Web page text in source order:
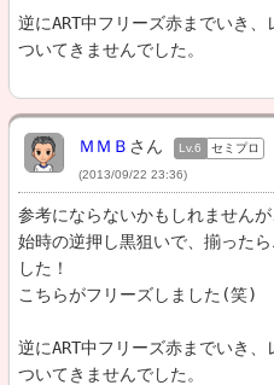
逆にART中フリーズ赤までいき
ついてきませんでした。
ＭＭＢ さん Lv.6
セミプロ
(2013/09/22 23:36)
参考にならないかもしれません
始時の逆押し黒狙いで、揃った
した！
こちらがフリーズしました(笑)
逆にART中フリーズ赤までいき
ついてきませんでした。